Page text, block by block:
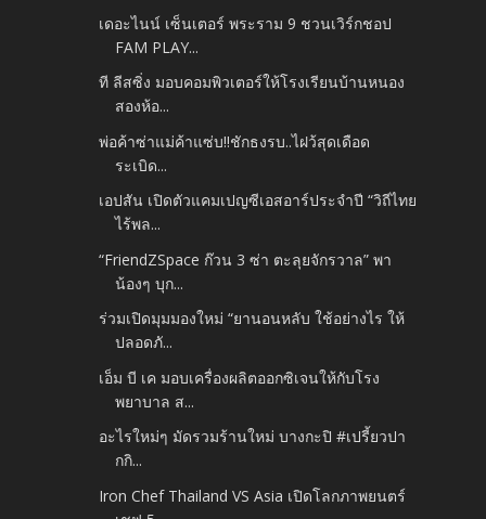
เดอะไนน์ เซ็นเตอร์ พระราม 9 ชวนเวิร์กชอป
FAM PLAY...
ที ลีสซิ่ง มอบคอมพิวเตอร์ให้โรงเรียนบ้านหนอง
สองห้อ...
พ่อค้าซ่าแม่ค้าแซ่บ!!ชักธงรบ..ไฝว้สุดเดือด
ระเบิด...
เอปสัน เปิดตัวแคมเปญซีเอสอาร์ประจำปี “วิถีไทย
ไร้พล...
“FriendZSpace ก๊วน 3 ซ่า ตะลุยจักรวาล” พา
น้องๆ บุก...
ร่วมเปิดมุมมองใหม่ “ยานอนหลับ ใช้อย่างไร ให้
ปลอดภั...
เอ็ม บี เค มอบเครื่องผลิตออกซิเจนให้กับโรง
พยาบาล ส...
อะไรใหม่ๆ มัดรวมร้านใหม่ บางกะปิ #เปรี้ยวปา
กกิ...
Iron Chef Thailand VS Asia เปิดโลกภาพยนตร์